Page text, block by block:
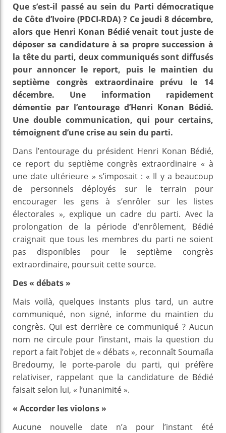
Que s’est-il passé au sein du Parti démocratique
de Côte d’Ivoire (PDCI-RDA) ? Ce jeudi 8 décembre,
alors que Henri Konan Bédié venait tout juste de
déposer sa candidature à sa propre succession à
la tête du parti, deux communiqués sont diffusés
pour annoncer le report, puis le maintien du
septième congrès extraordinaire prévu le 14
décembre. Une information rapidement
démentie par l’entourage d’Henri Konan Bédié.
Une double communication, qui pour certains,
témoignent d’une crise au sein du parti.
Dans l’entourage du président Henri Konan Bédié,
ce report du septième congrès extraordinaire « à
une date ultérieure » s’imposait : « Il y a beaucoup
de personnels déployés sur le terrain pour
encourager les gens à s’enrôler sur les listes
électorales », explique un cadre du parti. Avec la
prolongation de la période d’enrôlement, Bédié
craignait que tous les membres du parti ne soient
pas disponibles pour le septième congrès
extraordinaire, poursuit cette source.
Des « débats »
Mais voilà, quelques instants plus tard, un autre
communiqué, non signé, informe du maintien du
congrès. Qui est derrière ce communiqué ? Aucun
nom ne circule pour l’instant, mais la question du
report a fait l’objet de « débats », reconnaît Soumaïla
Bredoumy, le porte-parole du parti, qui préfère
relativiser, rappelant que la candidature de Bédié
faisait selon lui, « l’unanimité ».
« Accorder les violons »
Aucune nouvelle date n’a pour l’instant été